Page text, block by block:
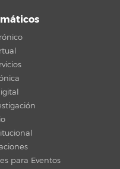
para Eventos